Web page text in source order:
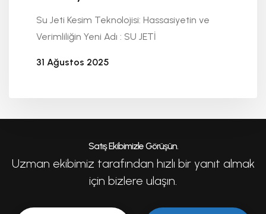
Su Jeti Kesim Teknolojisi: Hassasiyetin ve
Verimliliğin Yeni Adı : SU JETİ
31 Ağustos 2025
Satış Ekibimizle Görüşün.
Uzman ekibimiz tarafından hızlı bir yanıt almak
için bizlere ulaşın.